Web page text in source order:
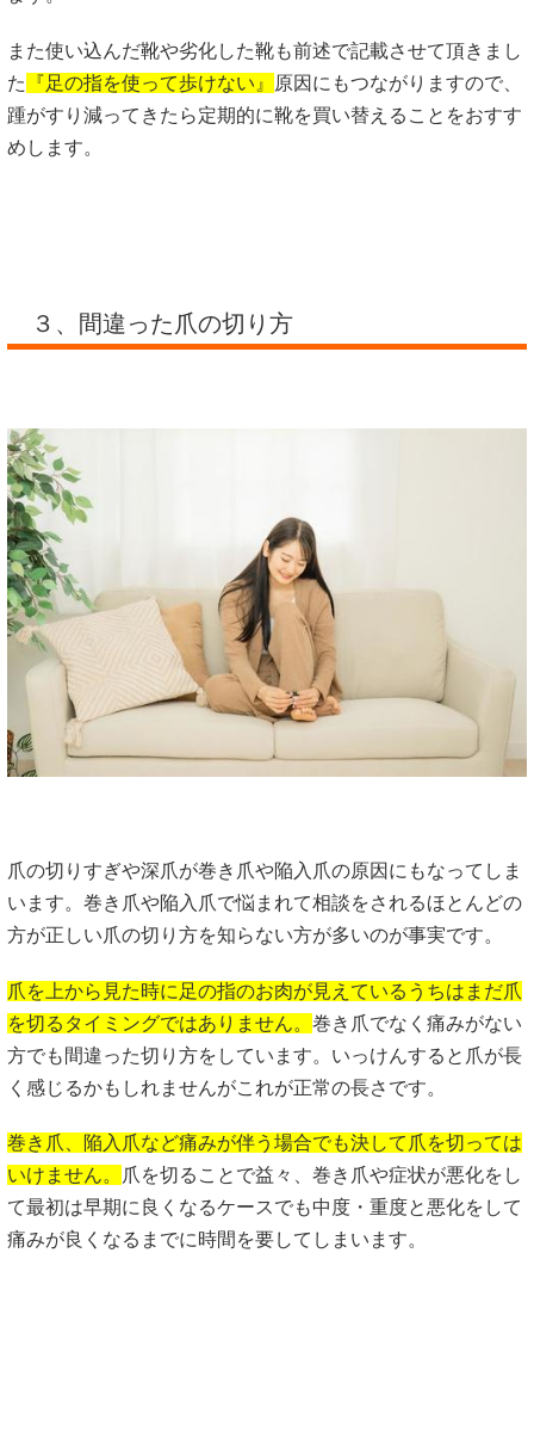
また使い込んだ靴や劣化した靴も前述で記載させて頂きまし
た
『足の指を使って歩けない』
原因にもつながりますので、
踵がすり減ってきたら定期的に靴を買い替えることをおすす
めします。
３、間違った爪の切り方
爪の切りすぎや深爪が巻き爪や陥入爪の原因にもなってしま
います。巻き爪や陥入爪で悩まれて相談をされるほとんどの
方が正しい爪の切り方を知らない方が多いのが事実です。
爪を上から見た時に足の指のお肉が見えているうちはまだ爪
を切るタイミングではありません。 巻き爪でなく痛みがない
方でも間違った切り方をしています。いっけんすると爪が長
く感じるかもしれませんがこれが正常の長さです。
巻き爪、陥入爪など痛みが伴う場合でも決して爪を切っては
いけません。
爪を切ることで益々、巻き爪や症状が悪化をし
て最初は早期に良くなるケースでも中度・重度と悪化をして
痛みが良くなるまでに時間を要してしまいます。